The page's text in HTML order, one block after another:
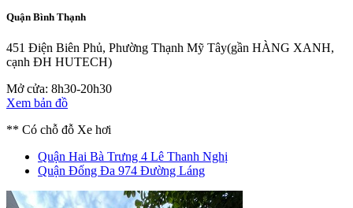
Quận Bình Thạnh
451 Điện Biên Phủ, Phường Thạnh Mỹ Tây(gần HÀNG XANH,
cạnh ĐH HUTECH)
Mở cửa: 8h30-20h30
Xem bản đồ
** Có chỗ đỗ Xe hơi
Quận Hai Bà Trưng 4 Lê Thanh Nghị
Quận Đống Đa 974 Đường Láng